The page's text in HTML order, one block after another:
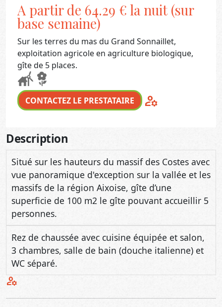
A partir de 64.29 € la nuit (sur
base semaine)
Sur les terres du mas du Grand Sonnaillet,
exploitation agricole en agriculture biologique,
gîte de 5 places.
CONTACTEZ LE PRESTATAIRE manage_accounts
Description
Situé sur les hauteurs du massif des Costes avec
vue panoramique d'exception sur la vallée et les
massifs de la région Aixoise, gîte d’une
superficie de 100 m2 le gîte pouvant accueillir 5
personnes.
Rez de chaussée avec cuisine équipée et salon,
3 chambres, salle de bain (douche italienne) et
WC séparé.
manage_accounts